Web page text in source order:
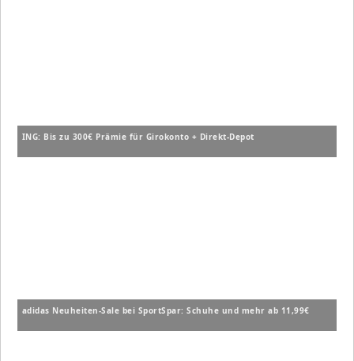
ING: Bis zu 300€ Prämie für Girokonto + Direkt-Depot
adidas Neuheiten-Sale bei SportSpar: Schuhe und mehr ab 11,99€